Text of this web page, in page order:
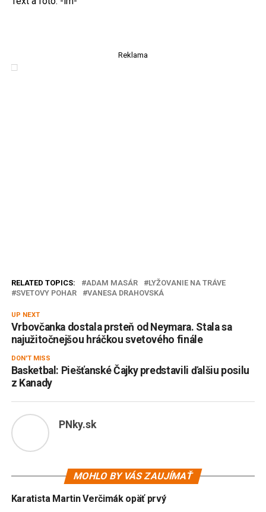
Reklama
RELATED TOPICS: ADAM MASÁR
LYŽOVANIE NA TRÁVE
SVETOVY POHAR
VANESA DRAHOVSKÁ
UP NEXT
Vrbovčanka dostala prsteň od Neymara. Stala sa
najužitočnejšou hráčkou svetového finále
DON'T MISS
Basketbal: Piešťanské Čajky predstavili ďalšiu posilu
z Kanady
PNky.sk
MOHLO BY VÁS ZAUJÍMAŤ
Karatista Martin Verčimák opäť prvý